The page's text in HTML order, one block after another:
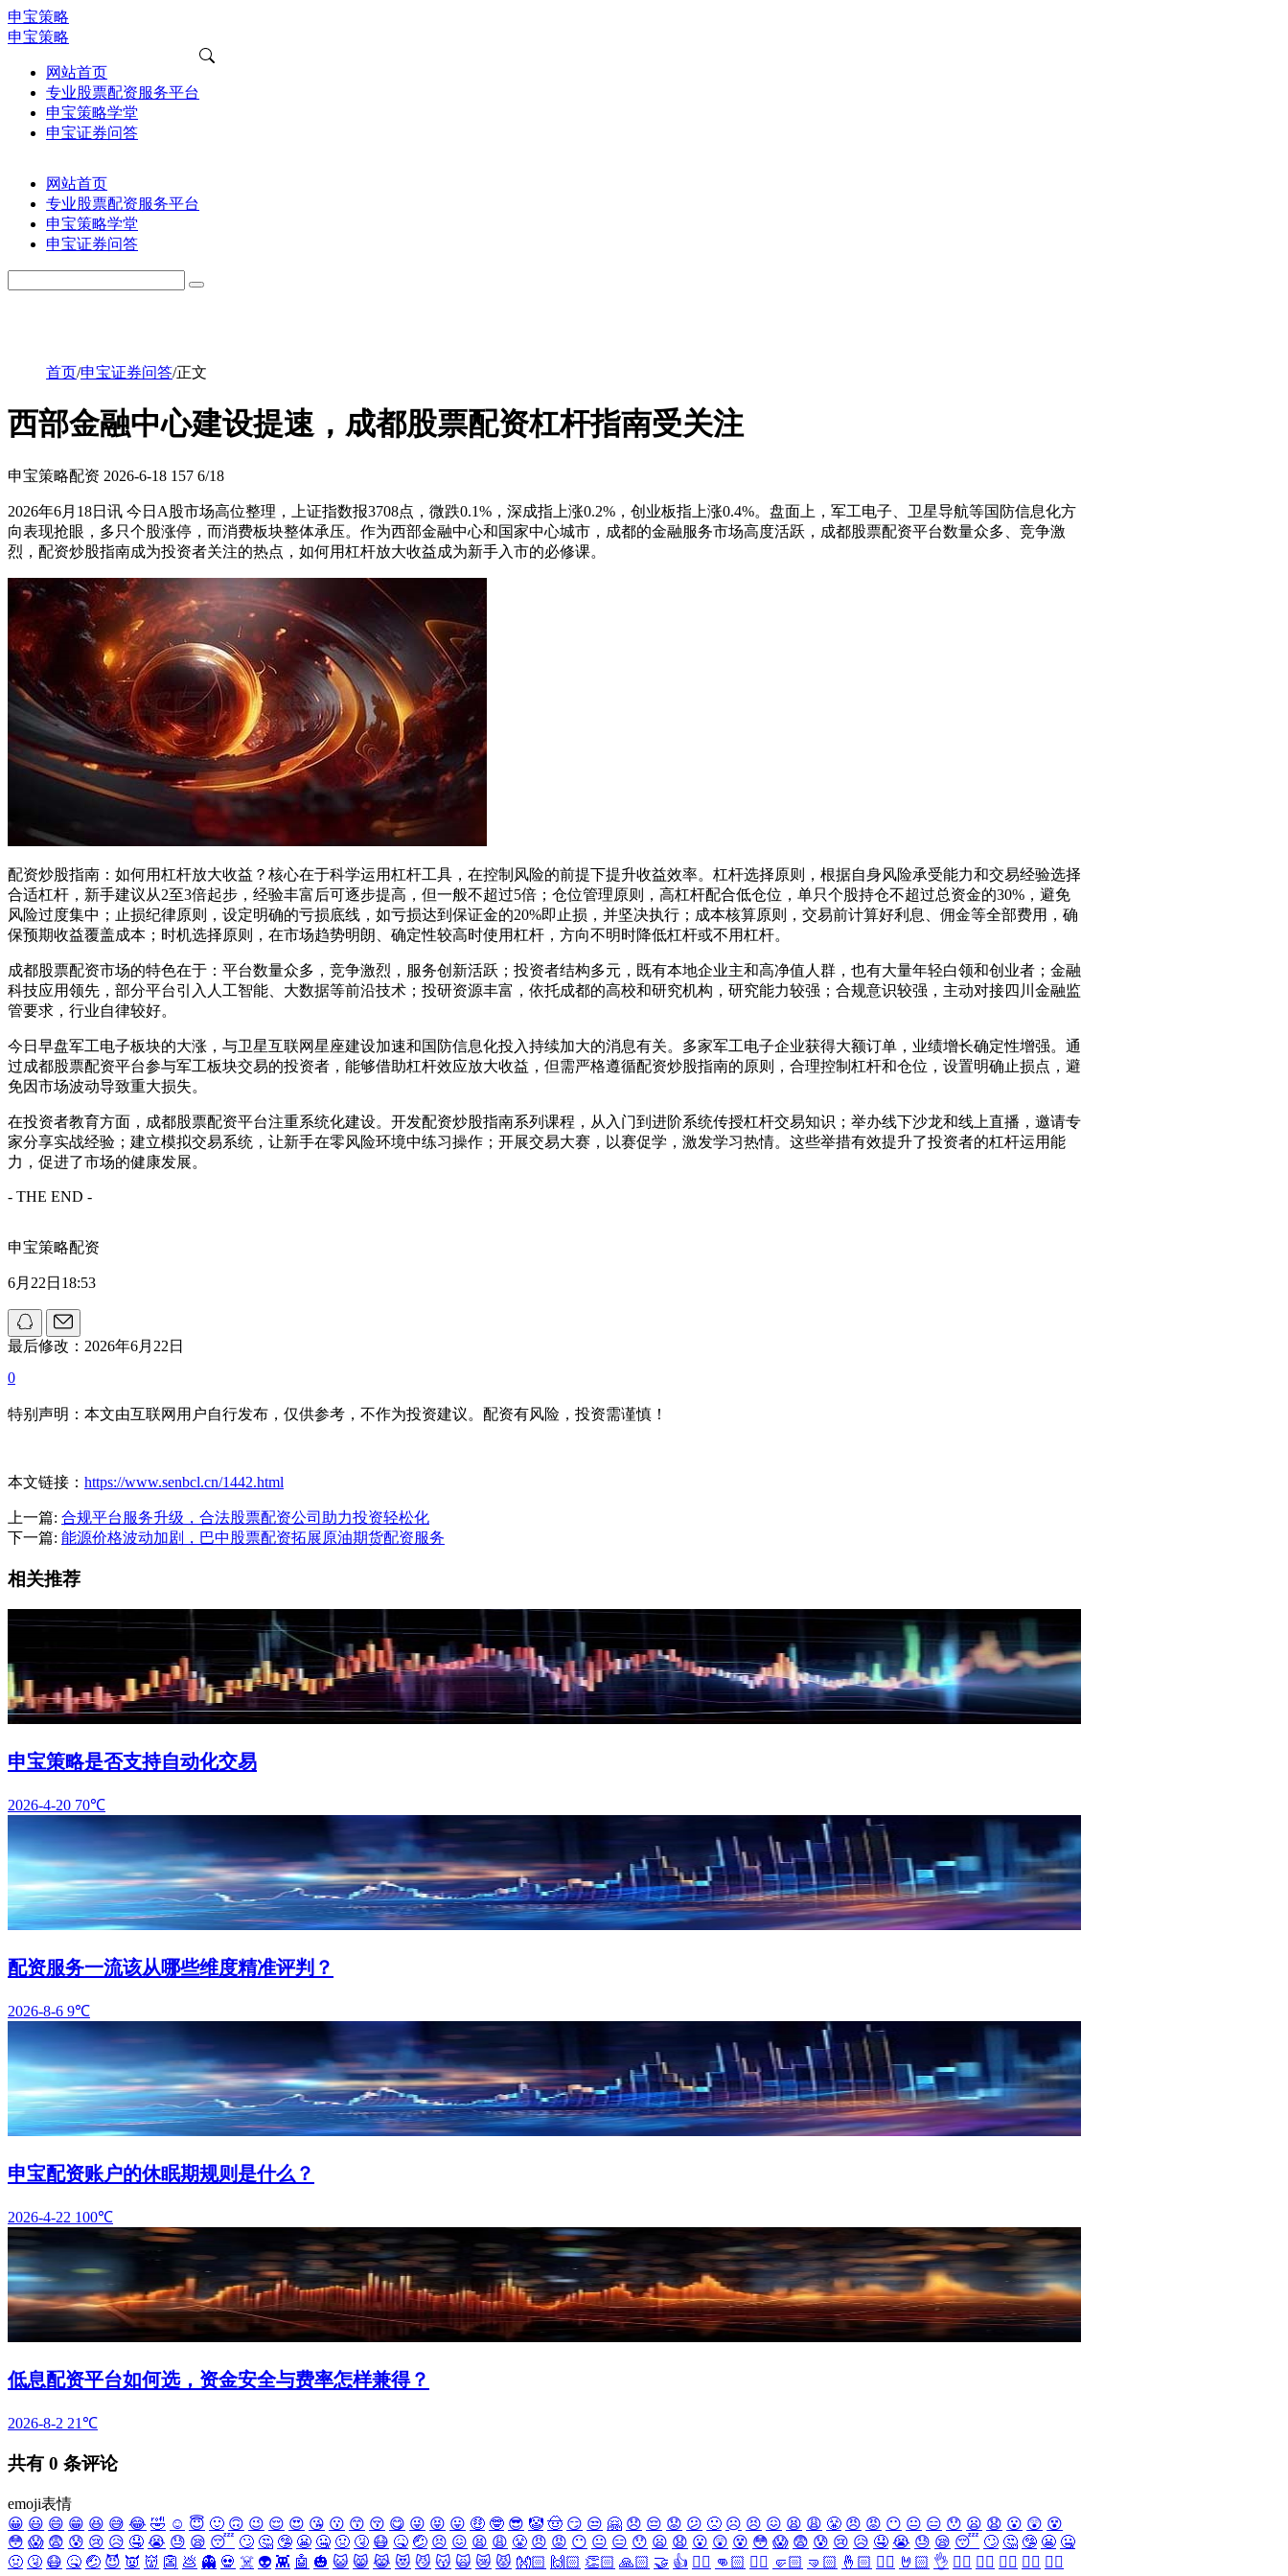
申宝策略
申宝策略
网站首页
专业股票配资服务平台
申宝策略学堂
申宝证券问答
网站首页
专业股票配资服务平台
申宝策略学堂
申宝证券问答
首页/申宝证券问答/正文
西部金融中心建设提速，成都股票配资杠杆指南受关注
申宝策略配资 2026-6-18 157 6/18
2026年6月18日讯 今日A股市场高位整理，上证指数报3708点，微跌0.1%，深成指上涨0.2%，创业板指上涨0.4%。盘面上，军工电子、卫星导航等国防信息化方
向表现抢眼，多只个股涨停，而消费板块整体承压。作为西部金融中心和国家中心城市，成都的金融服务市场高度活跃，成都股票配资平台数量众多、竞争激
烈，配资炒股指南成为投资者关注的热点，如何用杠杆放大收益成为新手入市的必修课。
配资炒股指南：如何用杠杆放大收益？核心在于科学运用杠杆工具，在控制风险的前提下提升收益效率。杠杆选择原则，根据自身风险承受能力和交易经验选择
合适杠杆，新手建议从2至3倍起步，经验丰富后可逐步提高，但一般不超过5倍；仓位管理原则，高杠杆配合低仓位，单只个股持仓不超过总资金的30%，避免
风险过度集中；止损纪律原则，设定明确的亏损底线，如亏损达到保证金的20%即止损，并坚决执行；成本核算原则，交易前计算好利息、佣金等全部费用，确
保预期收益覆盖成本；时机选择原则，在市场趋势明朗、确定性较高时使用杠杆，方向不明时降低杠杆或不用杠杆。
成都股票配资市场的特色在于：平台数量众多，竞争激烈，服务创新活跃；投资者结构多元，既有本地企业主和高净值人群，也有大量年轻白领和创业者；金融
科技应用领先，部分平台引入人工智能、大数据等前沿技术；投研资源丰富，依托成都的高校和研究机构，研究能力较强；合规意识较强，主动对接四川金融监
管要求，行业自律较好。
今日早盘军工电子板块的大涨，与卫星互联网星座建设加速和国防信息化投入持续加大的消息有关。多家军工电子企业获得大额订单，业绩增长确定性增强。通
过成都股票配资平台参与军工板块交易的投资者，能够借助杠杆效应放大收益，但需严格遵循配资炒股指南的原则，合理控制杠杆和仓位，设置明确止损点，避
免因市场波动导致重大损失。
在投资者教育方面，成都股票配资平台注重系统化建设。开发配资炒股指南系列课程，从入门到进阶系统传授杠杆交易知识；举办线下沙龙和线上直播，邀请专
家分享实战经验；建立模拟交易系统，让新手在零风险环境中练习操作；开展交易大赛，以赛促学，激发学习热情。这些举措有效提升了投资者的杠杆运用能
力，促进了市场的健康发展。
- THE END -
申宝策略配资
6月22日18:53
最后修改：2026年6月22日
0
特别声明：本文由互联网用户自行发布，仅供参考，不作为投资建议。配资有风险，投资需谨慎！
本文链接： https://www.senbcl.cn/1442.html
上一篇: 合规平台服务升级，合法股票配资公司助力投资轻松化
下一篇: 能源价格波动加剧，巴中股票配资拓展原油期货配资服务
相关推荐
申宝策略是否支持自动化交易
2026-4-20 70℃
配资服务一流该从哪些维度精准评判？
2026-8-6 9℃
申宝配资账户的休眠期规则是什么？
2026-4-22 100℃
低息配资平台如何选，资金安全与费率怎样兼得？
2026-8-2 21℃
共有 0 条评论
emoji表情
😀 😃 😄 😁 😆 😅 😂 🤣 ☺️ 😇 🙂 🙃 😉 😌 😍 😘 😗 😙 😚 😋 😜 😝 😛 🤑 🤓 😎 🤡 🤠 😏 😒 🤗 😞 😔 😟 😕 🙁 ☹️ 😣 😖 😫 😩 😤 😠 😡 😶 😐 😑 😯 😦 😧 😮 😲 😵
😳 😱 😨 😰 😢 😥 🤤 😭 😓 😪 😴 🙄 🤔 🤥 😬 🤐 🤢 🤧 😷 🤒 🤕 😣 😖 😫 😩 😤 😠 😡 😶 😐 😑 😯 😦 😧 😮 😲 😵 😳 😱 😨 😰 😢 😥 🤤 😭 😓 😪 😴 🙄 🤔 🤥 😬 🤐
🤢 🤧 😷 🤒 🤕 😈 👿 👹 👺 💩 👻 💀 ☠️ 👽 👾 🤖 🎃 😺 😸 😹 😻 😼 😽 🙀 😿 😾 👐🏻 🙌🏻 👏🏻 🙏🏻 🤝 👍 👎🏻 👊🏻 ✊🏻 🤛🏻 🤜🏻 🤞🏻 ✌🏻 🤘🏻 👌 👈🏻 👉🏻 👆🏻 👇🏻 ☝🏻